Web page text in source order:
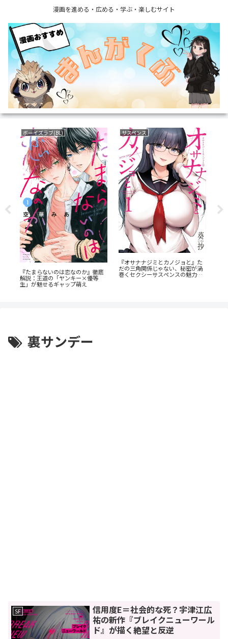
漫画を進める・広める・学ぶ・楽しむサイト
ボーイズラブ(BL)
『たまらないのは恋なのか』徹底
解説：王道の「ヤンキー×優等
生」が魅せるギャップ萌え
サスペンス
『オサナナジミとカノジョと』た
だの三角関係じゃない、秘密が渦
巻くセクシーサスペンスの魅力と
裏サンデー
SF
信用度E＝社会的な死？宇津江広
祐の新作『ブレイクニューワール
ド』が描く絶望と反逆